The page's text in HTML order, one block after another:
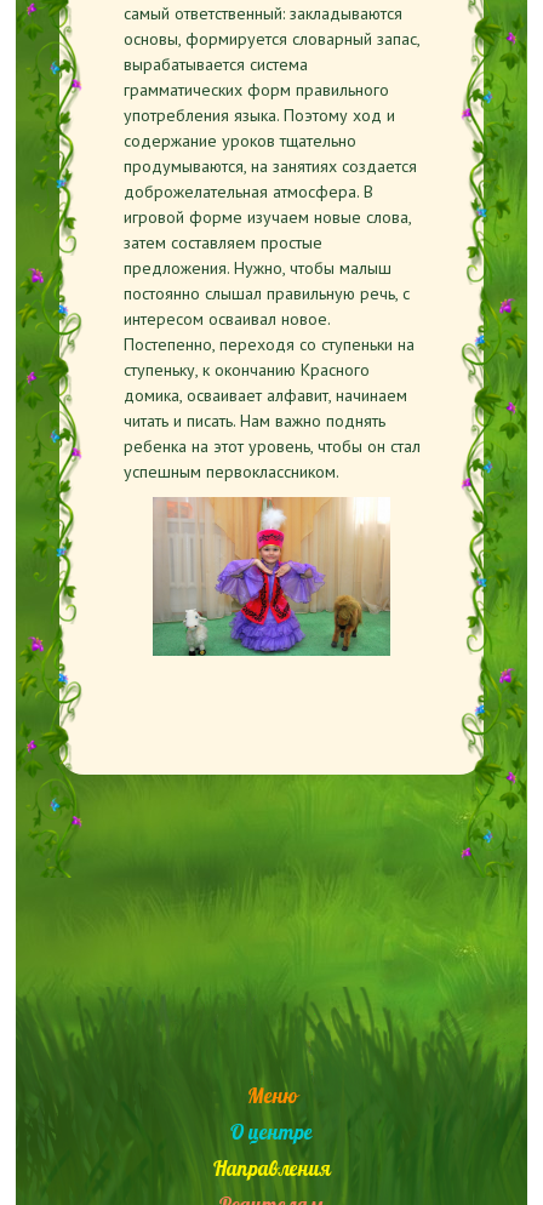
самый ответственный: закладываются
основы, формируется словарный запас,
вырабатывается система
грамматических форм правильного
употребления языка. Поэтому ход и
содержание уроков тщательно
продумываются, на занятиях создается
доброжелательная атмосфера. В
игровой форме изучаем новые слова,
затем составляем простые
предложения. Нужно, чтобы малыш
постоянно слышал правильную речь, с
интересом осваивал новое.
Постепенно, переходя со ступеньки на
ступеньку, к окончанию Красного
домика, осваивает алфавит, начинаем
читать и писать. Нам важно поднять
ребенка на этот уровень, чтобы он стал
успешным первоклассником.
Меню
О центре
Направления